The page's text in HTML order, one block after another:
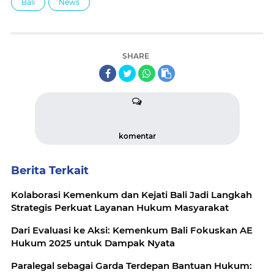
Bali News
SHARE
komentar
Berita Terkait
Kolaborasi Kemenkum dan Kejati Bali Jadi Langkah
Strategis Perkuat Layanan Hukum Masyarakat
Dari Evaluasi ke Aksi: Kemenkum Bali Fokuskan AE
Hukum 2025 untuk Dampak Nyata
Paralegal sebagai Garda Terdepan Bantuan Hukum: